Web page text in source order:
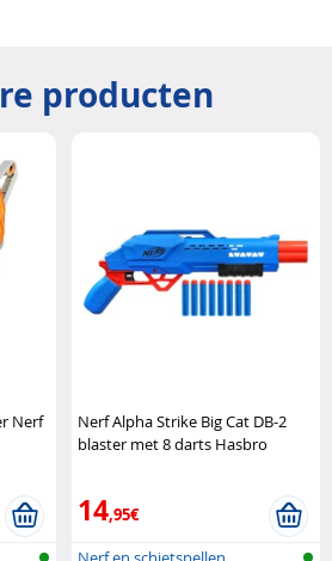
producten
Nerf
Nerf Alpha Strike Big Cat DB-2
blaster met 8 darts Hasbro
14,95€